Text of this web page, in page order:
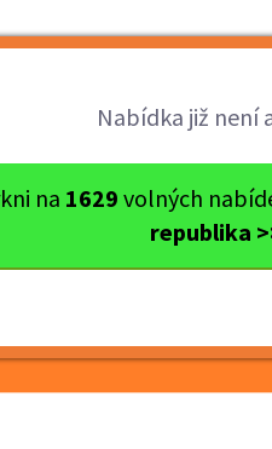
Nabídka již není
na 1629 volných
republika
Benešov Obsluha